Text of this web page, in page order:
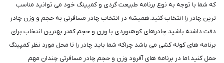
که شما با توجه به نوع برنامه طبیعت گردی و کمپینگ خود می توانید مناسب
ترین چادر را انتخاب کنید.همیشه در انتخاب چادر مسافرتی به حجم و وزن چادر
دقت داشته باشید.چادرهای کوهنوردی با وزن و حجم کمتر بهترین انتخاب برای
برنامه های کوله کشی می باشد چراکه شما باید چادر را تا محل مورد نظر کمپینگ
حمل کنید.اما در برنامه های آفرود وزن و حجم چادر مسافرتی چندان مهم